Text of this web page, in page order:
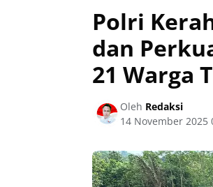
Polri
dan
21 Warga
Oleh Redaksi
14 November 2025